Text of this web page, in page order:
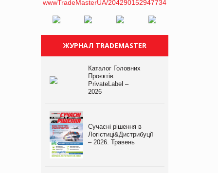
ЖУРНАЛ TRADEMASTER
Каталог Головних
Проєктів
PrivateLabel –
2026
Сучасні рішення в
Логістиці&Дистрибуції
– 2026. Травень